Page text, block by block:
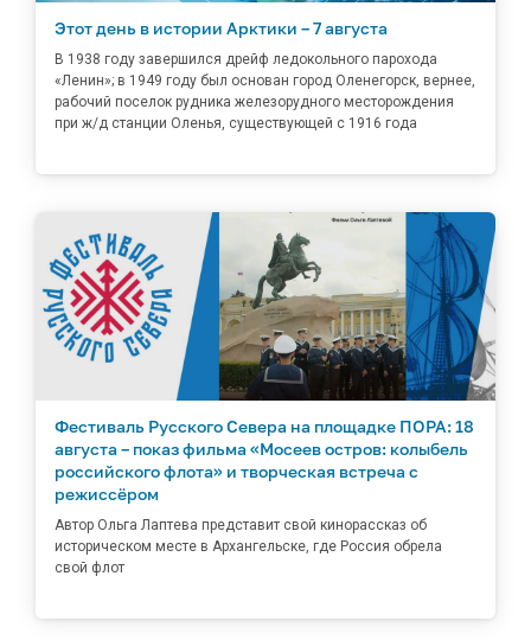
Этот день в истории Арктики – 7 августа
В 1938 году завершился дрейф ледокольного парохода
«Ленин»; в 1949 году был основан город Оленегорск, вернее,
рабочий поселок рудника железорудного месторождения
при ж/д станции Оленья, существующей с 1916 года
Фестиваль Русского Севера на площадке ПОРА: 18
августа – показ фильма «Мосеев остров: колыбель
российского флота» и творческая встреча с
режиссёром
Автор Ольга Лаптева представит свой кинорассказ об
историческом месте в Архангельске, где Россия обрела
свой флот